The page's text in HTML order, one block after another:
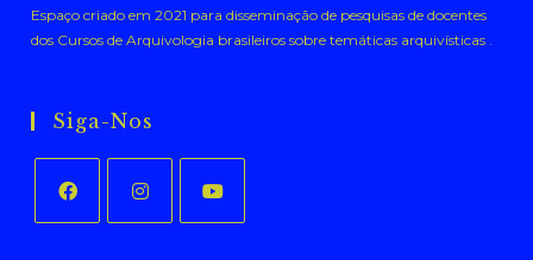
Espaço criado em 2021 para disseminação de pesquisas de docentes
dos Cursos de Arquivologia brasileiros sobre temáticas arquivísticas .
Siga-Nos